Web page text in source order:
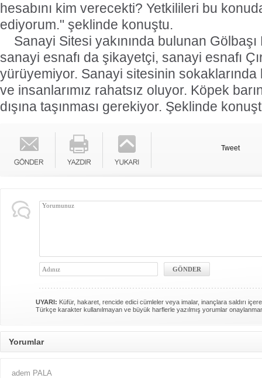
hesabını kim verecekti? Yetkilileri bu
ediyorum." şeklinde konuştu.
Sanayi Sitesi yakınında bulunan Gölbaşı
sanayi esnafı da şikayetçi, sanayi esnafı
yürüyemiyor. Sanayi sitesinin sokaklarında
ve insanlarımız rahatsız oluyor. Köpek
dışına taşınması gerekiyor. Şeklinde
Tweet
UYARI: Küfür, hakaret, rencide edici cümleler veya imalar, inançlara saldırı
Türkçe karakter kullanılmayan ve büyük harflerle yazılmış yorumlar
Yorumlar
adem PALA